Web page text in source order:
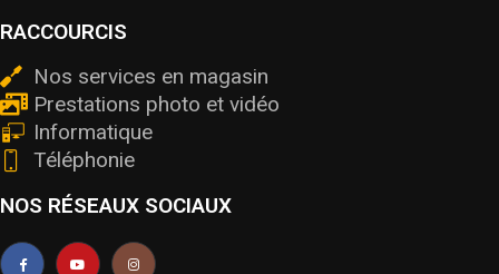
RACCOURCIS
Nos services en magasin
Prestations photo et vidéo
Informatique
Téléphonie
NOS RÉSEAUX SOCIAUX